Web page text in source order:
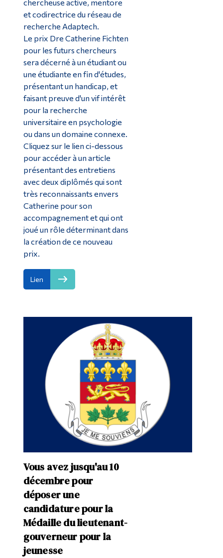
chercheuse active, mentore
et codirectrice du réseau de
recherche Adaptech.
Le prix Dre Catherine Fichten
pour les futurs chercheurs
sera décerné à un étudiant ou
une étudiante en fin d'études,
présentant un handicap, et
faisant preuve d'un vif intérêt
pour la recherche
universitaire en psychologie
ou dans un domaine connexe.
Cliquez sur le lien ci-dessous
pour accéder à un article
présentant des entretiens
avec deux diplômés qui sont
très reconnaissants envers
Catherine pour son
accompagnement et qui ont
joué un rôle déterminant dans
la création de ce nouveau
prix.
Lien
Vous avez jusqu'au 10
décembre pour
déposer une
candidature pour la
Médaille du lieutenant-
gouverneur pour la
jeunesse